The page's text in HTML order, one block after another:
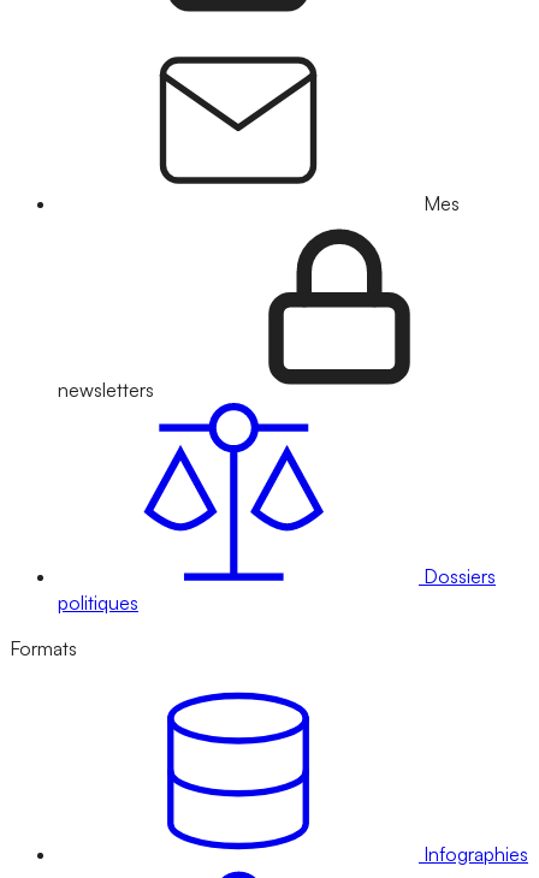
Mes
newsletters
Dossiers
politiques
Formats
Infographies